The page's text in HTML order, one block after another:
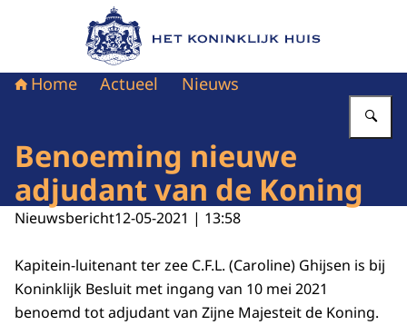
Naar de homepage van Het Koninklijk Huis
Home Actueel Nieuws
Benoeming nieuwe
adjudant van de Koning
Nieuwsbericht12-05-2021 | 13:58
Kapitein-luitenant ter zee C.F.L. (Caroline) Ghijsen is bij
Koninklijk Besluit met ingang van 10 mei 2021
benoemd tot adjudant van Zijne Majesteit de Koning.